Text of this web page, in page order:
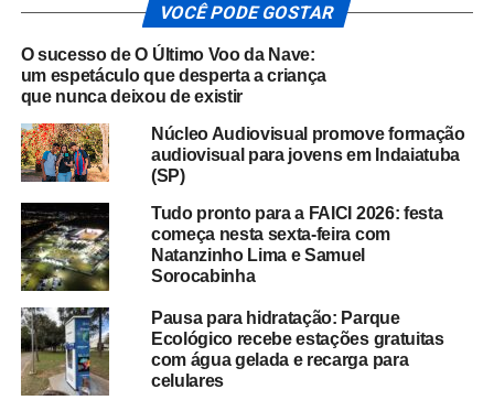
VOCÊ PODE GOSTAR
O sucesso de O Último Voo da Nave:
um espetáculo que desperta a criança
que nunca deixou de existir
Núcleo Audiovisual promove formação
audiovisual para jovens em Indaiatuba
(SP)
Tudo pronto para a FAICI 2026: festa
começa nesta sexta-feira com
Natanzinho Lima e Samuel
Sorocabinha
Pausa para hidratação: Parque
Ecológico recebe estações gratuitas
com água gelada e recarga para
celulares